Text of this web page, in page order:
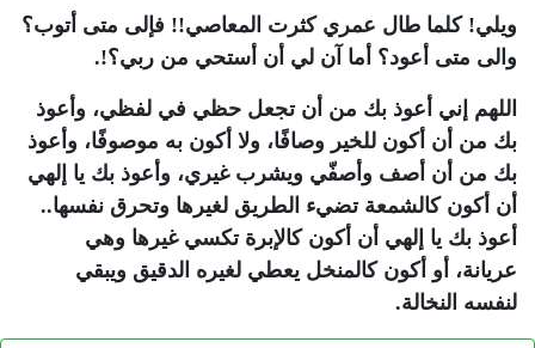
ويلي! كلما طال عمري كثرت المعاصي!! فإلى متى أتوب؟
والى متى أعود؟ أما آن لي أن أستحي من ربي؟!.
اللهم إني أعوذ بك من أن تجعل حظي في لفظي، وأعوذ
بك من أن أكون للخير وصافًا، ولا أكون به موصوفًا، وأعوذ
بك من أن أصف وأصفّي ويشرب غيري، وأعوذ بك يا إلهي
أن أكون كالشمعة تضيء الطريق لغيرها وتحرق نفسها..
أعوذ بك يا إلهي أن أكون كالإبرة تكسي غيرها وهي
عريانة، أو أكون كالمنخل يعطي لغيره الدقيق ويبقي
لنفسه النخالة.